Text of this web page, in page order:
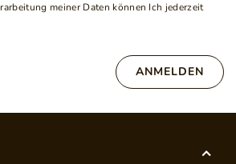
meiner Daten können Ich jederzeit
ANMELDEN